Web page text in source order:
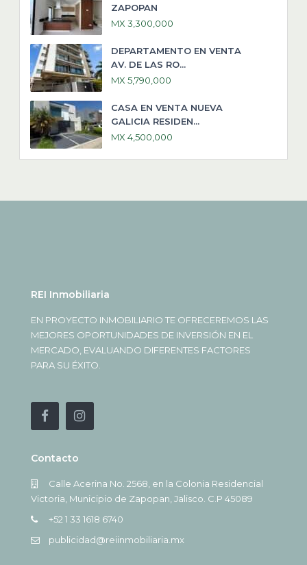
ZAPOPAN
MX 3,300,000
DEPARTAMENTO EN VENTA
AV. DE LAS RO...
MX 5,790,000
CASA EN VENTA NUEVA
GALICIA RESIDEN...
MX 4,500,000
REI Inmobiliaria
EN PROYECTO INMOBILIARIO TE OFRECEREMOS LAS
MEJORES OPORTUNIDADES DE INVERSIÓN EN EL
MERCADO, EVALUANDO DIFERENTES FACTORES
PARA SU ÉXITO.
Contacto
Calle Acerina No. 2568, en la Colonia Residencial
Victoria, Municipio de Zapopan, Jalisco. C.P 45089
+52 1 33 1618 6740
publicidad@reiinmobiliaria.mx